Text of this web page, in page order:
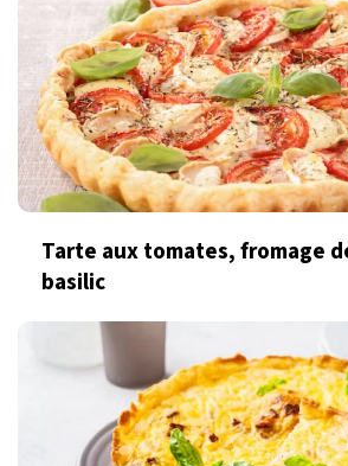
Tarte aux tomates, fromage
basilic